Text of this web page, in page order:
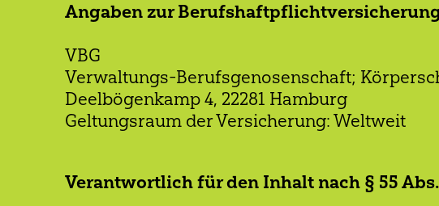
Angaben zur
VBG
Verwaltungs-Berufsgenosenschaft;
Deelbögenkamp 4, 22281 Hamburg
Geltungsraum der Versicherung: Weltweit
Verantwortlich für den Inhalt nach § 55 Abs.